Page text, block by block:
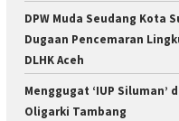
DPW Muda Seudang Kota
Dugaan Pencemaran
DLHK Aceh
Menggugat ‘IUP Siluman’
Oligarki Tambang